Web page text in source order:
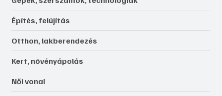
Építés, felújítás
Otthon, lakberendezés
Kert, növényápolás
Női vonal